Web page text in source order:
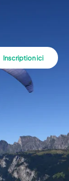
Inscription ici